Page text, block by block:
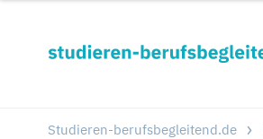
Studieren-berufsbegleitend.de